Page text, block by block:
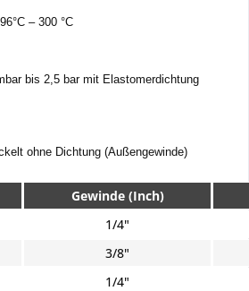
°C – 300 °C
bis 2,5 bar mit Elastomerdichtung
ohne Dichtung (Außengewinde)
Gewinde (Inch)
1/4"
3/8"
1/4"